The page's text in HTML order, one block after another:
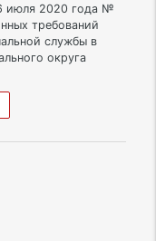
июля 2020 года №
требований
службы в
округа